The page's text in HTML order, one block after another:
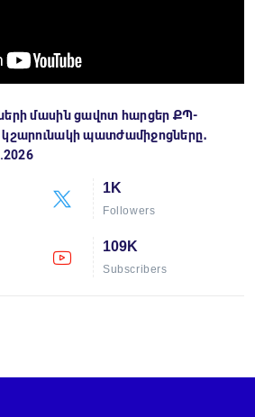
մասին ցավոտ հարցեր ՔՊ-
պատժամիջոցները․
1K
Followers
109K
Subscribers